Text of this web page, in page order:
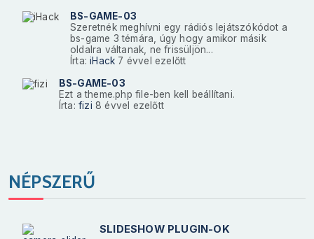
BS-GAME-03
Szeretnék meghívni egy rádiós lejátszókódot a
bs-game 3 témára, úgy hogy amikor másik
oldalra váltanak, ne frissüljön...
Írta:iHack 7 évvel ezelőtt
BS-GAME-03
Ezt a theme.php file-ben kell beállítani.
Írta:fizi 8 évvel ezelőtt
NÉPSZERŰ
SLIDESHOW PLUGIN-OK